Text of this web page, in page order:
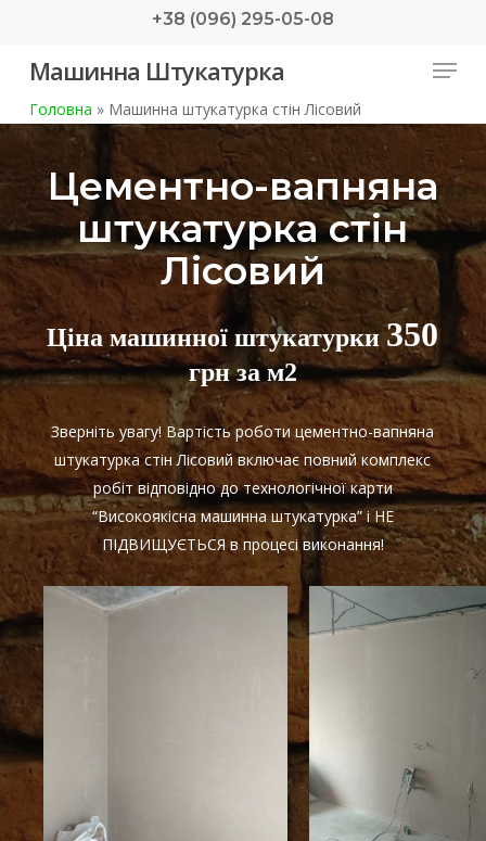
main
+38 (096) 295-05-08
Машинна Штукатурка Menu
Головна »Машинна штукатурка стін Лісовий
Цементно-вапняна
штукатурка стін
Лісовий
Ціна машинної штукатурки350
грн за м2
Зверніть увагу! Вартість роботи цементно-вапняна
штукатурка стін Лісовий включає повний комплекс
робіт відповідно до технологічної карти
“Високоякісна машинна штукатурка” і НЕ
ПІДВИЩУЄТЬСЯ в процесі виконання!